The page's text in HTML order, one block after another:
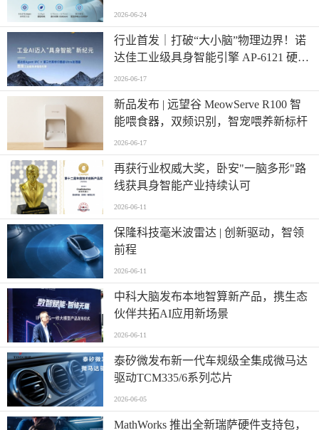
计
2026-06-24
行业首发｜打破“大小脑”物理边界！诺
达佳工业级具身智能引擎 AP-6121 硬核
登场
2026-06-17
新品发布 | 远望谷 MeowServe R100 智
能喂食器，双频识别，智宠喂养新标杆
2026-06-17
再获行业权威大奖，卧安"一脑多形"路
线获具身智能产业持续认可
2026-06-11
保隆科技毫米波雷达 | 创新驱动，智领
前程
2026-06-11
中科大脑发布本地智算新产品，携生态
伙伴共拓AI应用新场景
2026-06-11
泰矽微发布新一代车规级全集成微马达
驱动TCM335/6系列芯片
2026-06-05
MathWorks 推出全新瑞萨硬件支持包，